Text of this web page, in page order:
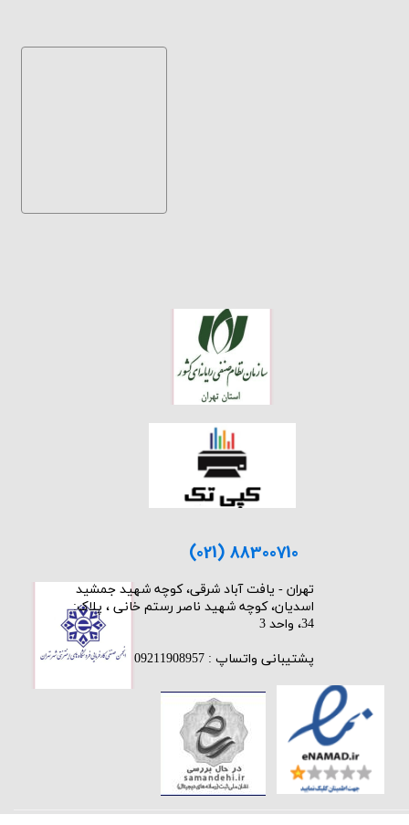
★★
(021) 88300710
​تهران - یافت آباد شرقی، کوچه شهید جمشید
اسدیان، کوچه شهید ناصر رستم خانی ، پلاک:
34، واحد 3
پشتیبانی واتساپ : 09211908957